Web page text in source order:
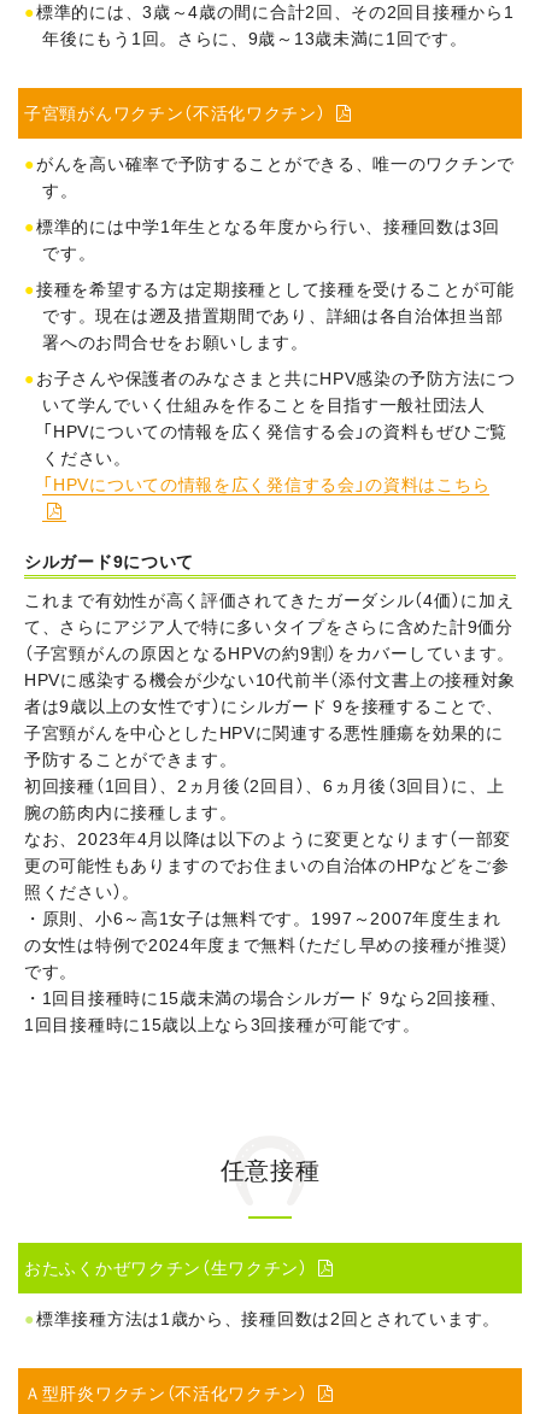
標準的には、3歳～4歳の間に合計2回、その2回目接種から1
年後にもう1回。さらに、9歳～13歳未満に1回です。
子宮頸がんワクチン（不活化ワクチン） 
がんを高い確率で予防することができる、唯一のワクチンで
す。
標準的には中学1年生となる年度から行い、接種回数は3回
です。
接種を希望する方は定期接種として接種を受けることが可能
です。現在は遡及措置期間であり、詳細は各自治体担当部
署へのお問合せをお願いします。
お子さんや保護者のみなさまと共にHPV感染の予防方法につ
いて学んでいく仕組みを作ることを目指す一般社団法人
「HPVについての情報を広く発信する会」の資料もぜひご覧
ください。
「HPVについての情報を広く発信する会」の資料はこちら

シルガード9について
これまで有効性が高く評価されてきたガーダシル（4価）に加え
て、さらにアジア人で特に多いタイプをさらに含めた計9価分
（子宮頸がんの原因となるHPVの約9割）をカバーしています。
HPVに感染する機会が少ない10代前半（添付文書上の接種対象
者は9歳以上の女性です）にシルガード 9を接種することで、
子宮頸がんを中心としたHPVに関連する悪性腫瘍を効果的に
予防することができます。
初回接種（1回目）、2ヵ月後（2回目）、6ヵ月後（3回目）に、上
腕の筋肉内に接種します。
なお、2023年4月以降は以下のように変更となります（一部変
更の可能性もありますのでお住まいの自治体のHPなどをご参
照ください）。
・原則、小6～高1女子は無料です。1997～2007年度生まれ
の女性は特例で2024年度まで無料（ただし早めの接種が推奨）
です。
・1回目接種時に15歳未満の場合シルガード 9なら2回接種、
1回目接種時に15歳以上なら3回接種が可能です。
任意接種
おたふくかぜワクチン（生ワクチン） 
標準接種方法は1歳から、接種回数は2回とされています。
Ａ型肝炎ワクチン（不活化ワクチン） 